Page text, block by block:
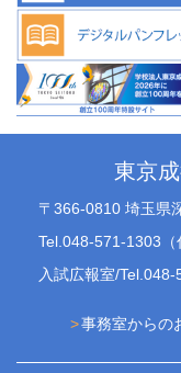
東京
〒366-0810 埼玉県
Tel.048-571-1303
入試広報室/Tel.048-
事務室からの